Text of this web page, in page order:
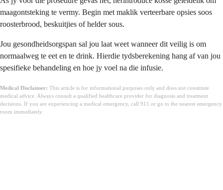
maagontsteking te vermy. Begin met maklik verteerbare opsies soos
roosterbrood, beskuitjies of helder sous.
Jou gesondheidsorgspan sal jou laat weet wanneer dit veilig is om
normaalweg te eet en te drink. Hierdie tydsberekening hang af van jou
spesifieke behandeling en hoe jy voel na die infusie.
Medical Disclaimer: This article is for informational purposes only and does not constitute
medical advice. Always consult a qualified healthcare provider for diagnosis and treatment
decisions. If you are experiencing a medical emergency, call 911 or go to the nearest emergency
room immediately.